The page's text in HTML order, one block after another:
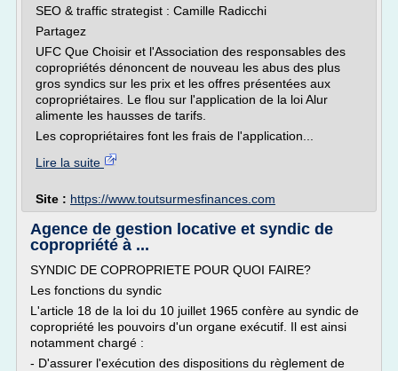
SEO & traffic strategist : Camille Radicchi
Partagez
UFC Que Choisir et l'Association des responsables des
copropriétés dénoncent de nouveau les abus des plus
gros syndics sur les prix et les offres présentées aux
copropriétaires. Le flou sur l'application de la loi Alur
alimente les hausses de tarifs.
Les copropriétaires font les frais de l'application...
Lire la suite
Site : https://www.toutsurmesfinances.com
Agence de gestion locative et syndic de
copropriété à ...
SYNDIC DE COPROPRIETE POUR QUOI FAIRE?
Les fonctions du syndic
L'article 18 de la loi du 10 juillet 1965 confère au syndic de
copropriété les pouvoirs d'un organe exécutif. Il est ainsi
notamment chargé :
- D'assurer l'exécution des dispositions du règlement de